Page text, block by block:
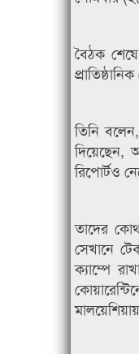
বৈঠক
তিনি
দিয়েছেন,
রিপোর্টও
তাদের
সেখানে
ক্যাম্পে